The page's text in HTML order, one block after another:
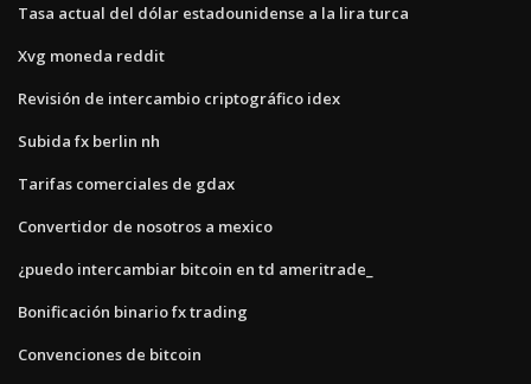
Tasa actual del dólar estadounidense a la lira turca
Xvg moneda reddit
Revisión de intercambio criptográfico idex
Subida fx berlin nh
Tarifas comerciales de gdax
Convertidor de nosotros a mexico
¿puedo intercambiar bitcoin en td ameritrade_
Bonificación binario fx trading
Convenciones de bitcoin